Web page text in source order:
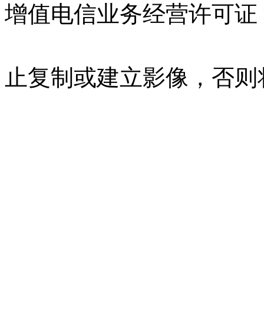
增值电信业务经营许可证
止复制或建立影像，否